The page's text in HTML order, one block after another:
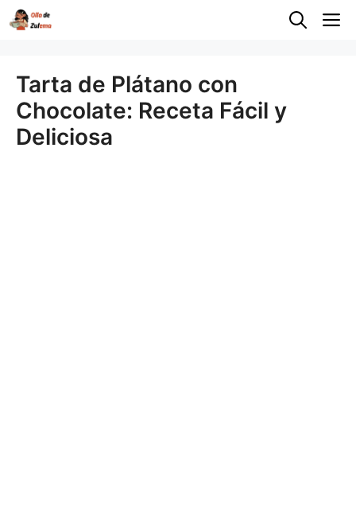
Saltar
Tarta de Plátano con
Chocolate: Receta Fácil y
Deliciosa